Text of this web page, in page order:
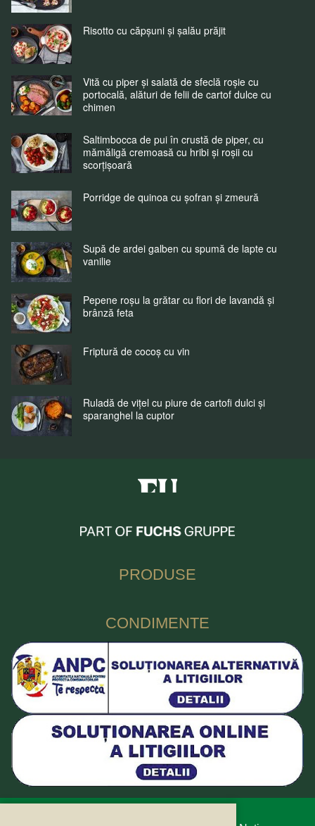
Risotto cu căpșuni și șalău prăjit
Vită cu piper și salată de sfeclă roșie cu
portocală, alături de felii de cartof dulce cu
chimen
Saltimbocca de pui în crustă de piper, cu
mămăligă cremoasă cu hribi și roșii cu
scorțișoară
Porridge de quinoa cu șofran și zmeură
Supă de ardei galben cu spumă de lapte cu
vanilie
Pepene roșu la grătar cu flori de lavandă și
brânză feta
Friptură de cocoș cu vin
Ruladă de vițel cu piure de cartofi dulci și
sparanghel la cuptor
PRODUSE
CONDIMENTE